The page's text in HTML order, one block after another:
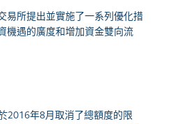
易所提出並實施了一系列優化措
機遇的廣度和增加資金雙向流
2016年8月取消了總額度的限